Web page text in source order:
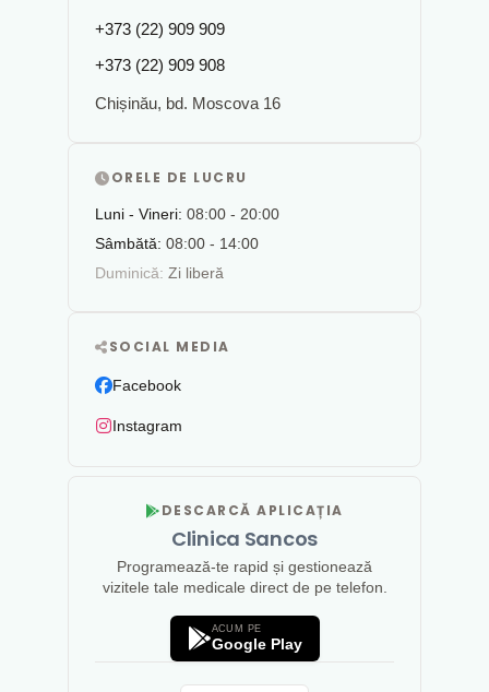
+373 (22) 909 909
+373 (22) 909 908
Chișinău, bd. Moscova 16
ORELE DE LUCRU
Luni - Vineri: 08:00 - 20:00
Sâmbătă: 08:00 - 14:00
Duminică: Zi liberă
SOCIAL MEDIA
Facebook
Instagram
DESCARCĂ APLICAȚIA
Clinica Sancos
Programează-te rapid și gestionează
vizitele tale medicale direct de pe telefon.
ACUM PE
Google Play